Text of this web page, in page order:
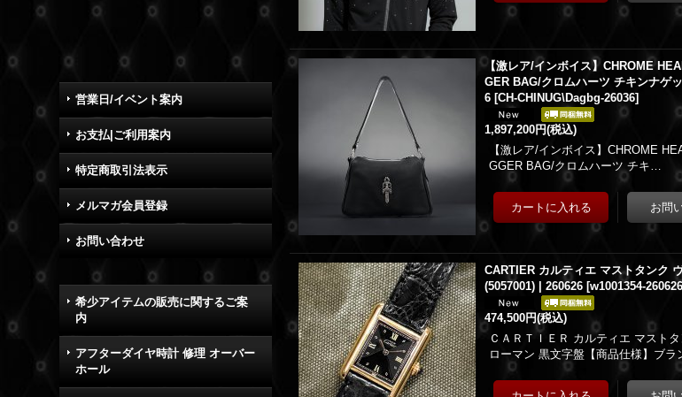
営業日/イベント案内
お支払|ご利用案内
特定商取引法表示
メルマガ会員登録
お問い合わせ
希少アイテムの販売に関するご案
内
アフターダイヤ時計 修理 オーバー
ホール
【激レア/インボイス】CHROME
GER BAG/クロムハーツ チキンナゲ
6 [CH-CHINUG\Dagbg-26036]
1,897,200円(税込)
【激レア/インボイス】CHROME
GGER BAG/クロムハーツ チキ…
CARTIER カルティエ マストタンク
(5057001) | 260626 [w1001354-
474,500円(税込)
ＣＡＲＴＩＥＲ カルティエ マスト
ローマン 黒文字盤【商品仕様】ブ